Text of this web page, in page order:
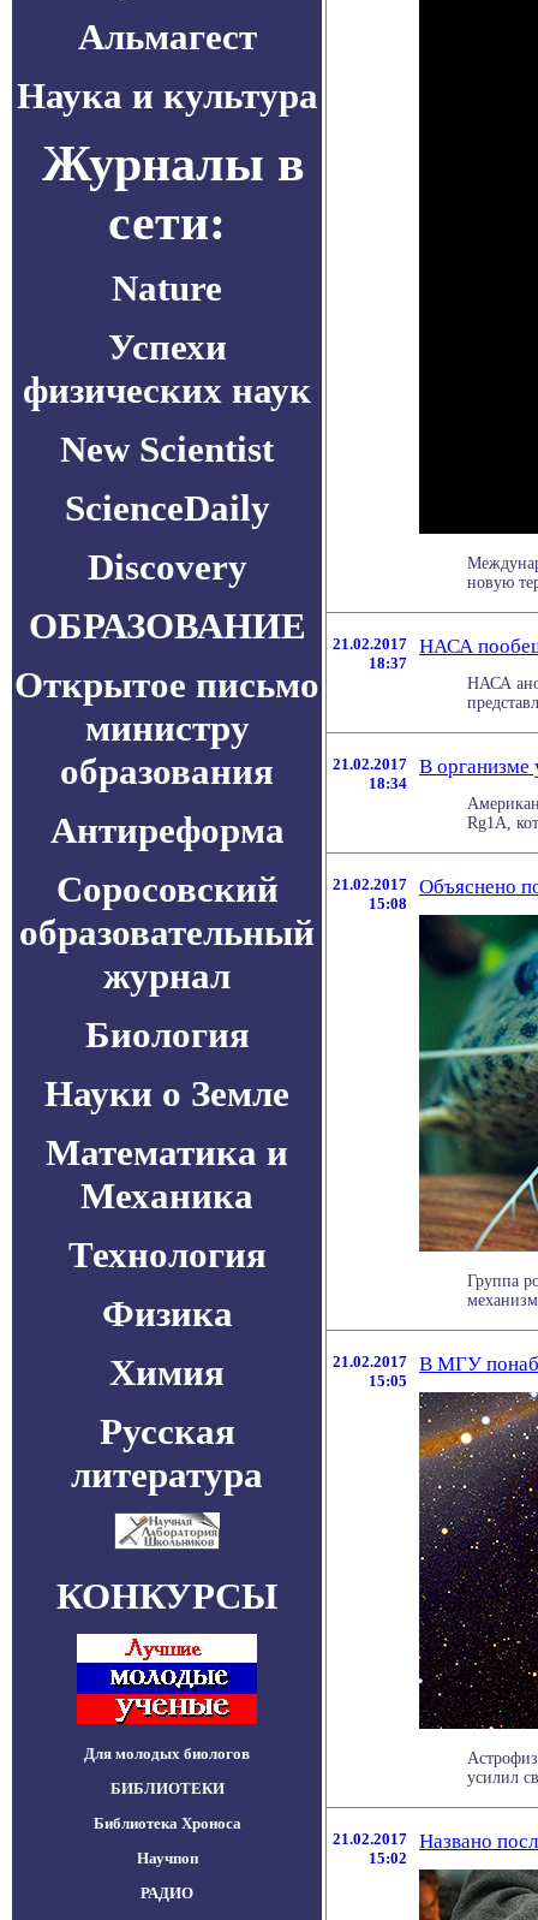
Альмагест
Наука и культура
Журналы в
сети:
Nature
Успехи
физических наук
New Scientist
ScienceDaily
Discovery
ОБРАЗОВАНИЕ
Открытое письмо
министру
образования
Антиреформа
Соросовский
образовательный
журнал
Биология
Науки о Земле
Математика и
Механика
Технология
Физика
Химия
Русская
литература
КОНКУРСЫ
Для молодых биологов
БИБЛИОТЕКИ
Библиотека Хроноса
Научпоп
РАДИО
новую
21.02.2017
18:37
НАСА
НАСА
21.02.2017
18:34
В организме
Rg1A,
21.02.2017
15:08
Объяснено
Группа
21.02.2017
15:05
В МГУ
усилил
21.02.2017
15:02
Названо